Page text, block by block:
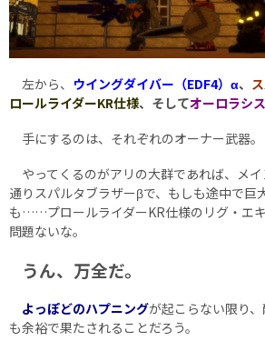
左から、 ウイングダイバー（EDF4）α、
ロールライダーKR仕様、そしてオーロラシ
手にするのは、それぞれのオーナー武器。
やってくるのがアリの大群であれば、メ
通りスパルタブラザーβで、もしも途中で巨
も……プロールライダーKR仕様のリグ・エ
問題ないな。
うん、万全だ。
よっぽどのハプニングが起こらない限り
も余裕で果たされることだろう。